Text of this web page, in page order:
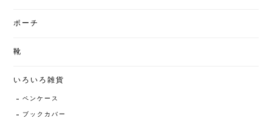
ポーチ
靴
いろいろ雑貨
ペンケース
ブックカバー